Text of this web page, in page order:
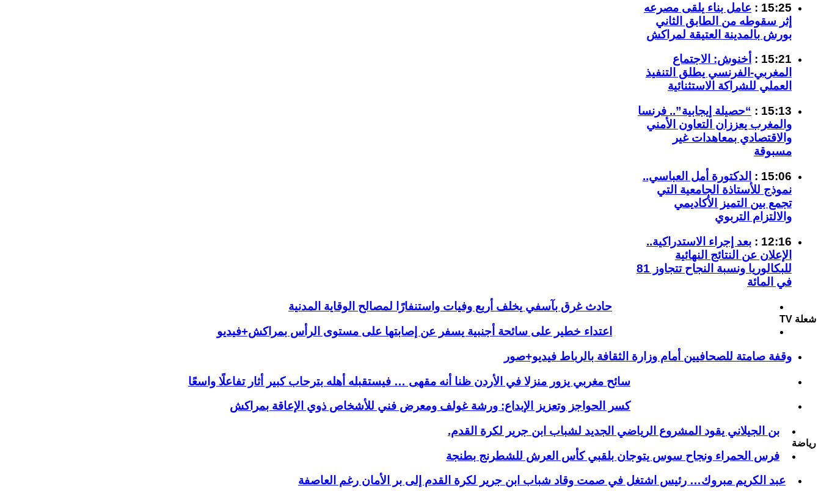
15:25 :
عامل بناء يلقى مصرعه
إثر سقوطه من الطابق الثاني
بورش بالمدينة العتيقة لمراكش
15:21 :
أخنوش: الاجتماع
المغربي-الفرنسي يطلق التنفيذ
العملي للشراكة الاستثنائية
15:13 :
“حصيلة إيجابية”.. فرنسا
والمغرب يعززان التعاون الأمني
والاقتصادي بمعاهدات غير
مسبوقة
15:06 :
الدكتورة أمل العباسي..
نموذج للأستاذة الجامعية التي
تجمع بين التميز الأكاديمي
والالتزام التربوي
12:16 :
بعد إجراء الاستدراكية..
الإعلان عن النتائج النهائية
للبكالوريا ونسبة النجاح تتجاوز 81
في المائة
شعلة TV
حادث غرق بآسفي يخلف أربع وفيات واستنفارًا لمصالح الوقاية المدنية
اعتداء خطير على سائحة أجنبية يسفر عن إصابتها على مستوى الرأس بمراكش+فيديو
وقفة صامتة للصحافيين أمام وزارة الثقافة بالرباط فيديو+صور
سائح مغربي يزور منزلا في الأردن ظنا أنه مقهى … فيستقبله أهله بترحاب كبير أثار تفاعلًا واسعًا
كسر الحواجز وتعزيز الإبداع: ورشة غولف ومعرض فني للأشخاص ذوي الإعاقة بمراكش
رياضة
بن الجيلاني يقود المشروع الرياضي الجديد لشباب ابن جرير لكرة القدم.
فرس الحمراء ونجاح سوس يتوجان بلقبي كأس العرش للشطرنج بطنجة
عبد الكريم مبروك… رئيس اشتغل في صمت وقاد شباب ابن جرير لكرة القدم إلى بر الأمان رغم العاصفة